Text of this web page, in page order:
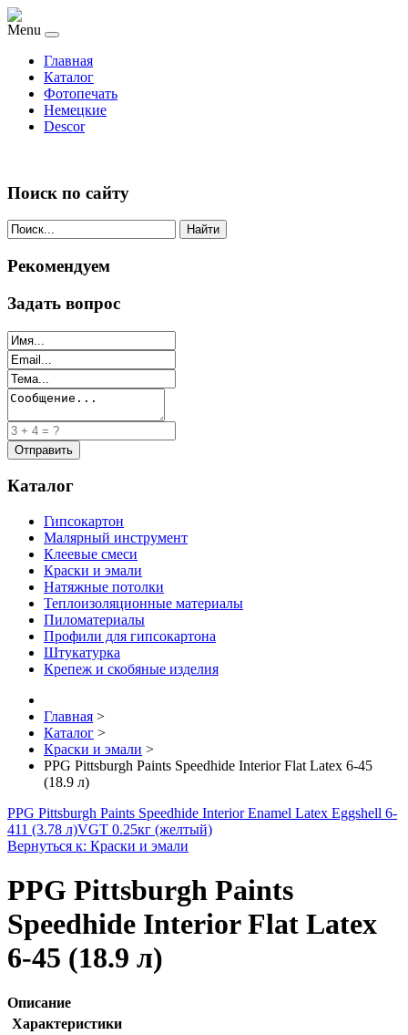
Menu
Главная
Каталог
Фотопечать
Немецкие
Descor
Поиск по сайту
Найти
Рекомендуем
Задать вопрос
Каталог
Гипсокартон
Малярный инструмент
Клеевые смеси
Краски и эмали
Натяжные потолки
Теплоизоляционные материалы
Пиломатериалы
Профили для гипсокартона
Штукатурка
Крепеж и скобяные изделия
Главная >
Каталог >
Краски и эмали >
PPG Pittsburgh Paints Speedhide Interior Flat Latex 6-45
(18.9 л)
PPG Pittsburgh Paints Speedhide Interior Enamel Latex Eggshell 6-
411 (3.78 л)VGT 0.25кг (желтый)
Вернуться к: Краски и эмали
PPG Pittsburgh Paints
Speedhide Interior Flat Latex
6-45 (18.9 л)
Описание
Характеристики